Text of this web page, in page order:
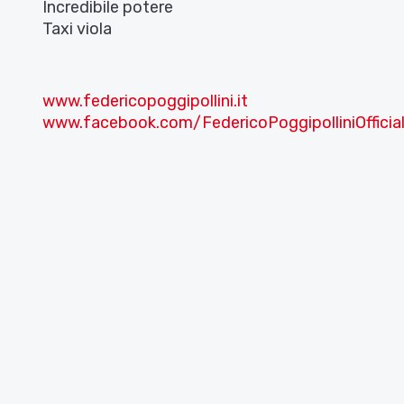
Incredibile potere
Taxi viola
www.federicopoggipollini.it
www.facebook.com/